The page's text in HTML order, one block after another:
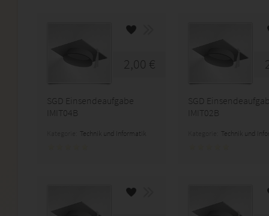
2,00 €
SGD Einsendeaufgabe
IMIT04B
Technik und Informatik
SGD
IMIT02B
Technik und